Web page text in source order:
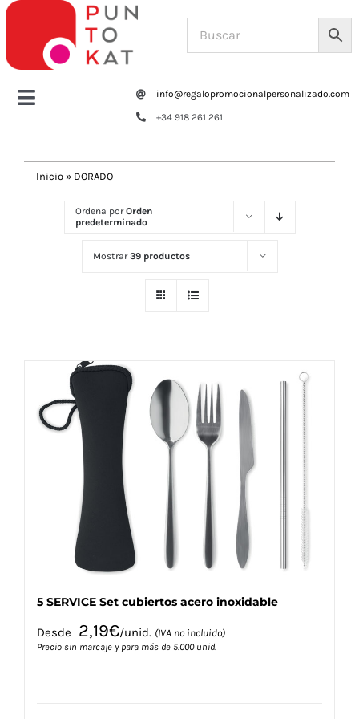
Saltar
contenido
Toggle
Navidad 🎄 Invierno
Más Regalos
Fabricación
info@regalopromocionalpersonalizado.com
+34 918 261 261
Inicio » DORADO
Ordena porOrden
predeterminado
Mostrar39 productos
5 SERVICE Set cubiertos acero inoxidable
Desde 2,19€/unid. (IVA no incluido)
Precio sin marcaje y para más de 5.000 unid.